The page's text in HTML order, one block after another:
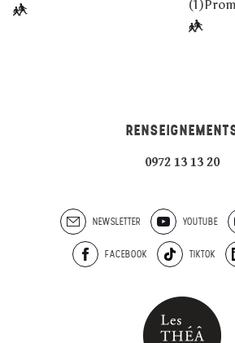
0972 13 13 20
NEWSLETTER YOUTUBE
FACEBOOK TIKTOK